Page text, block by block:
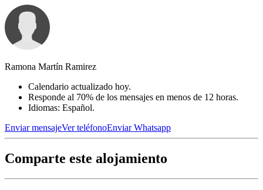
Ramona Martín Ramirez
Calendario actualizado hoy.
Responde al 70% de los mensajes en menos de 12 horas.
Idiomas: Español.
Enviar mensajeVer teléfonoEnviar Whatsapp
Comparte este alojamiento